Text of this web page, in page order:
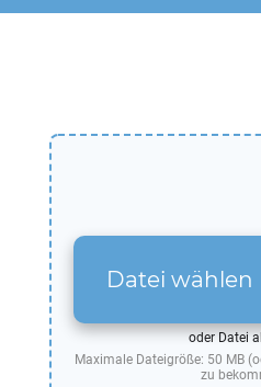
Datei wählen
oder Datei
Maximale Dateigröße: 50 MB
zu